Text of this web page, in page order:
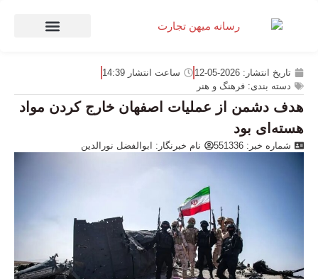
تاریخ انتشار: 2026-05-12 ساعت انتشار 14:39
دسته بندی: فرهنگ و هنر
هدف دشمن از عملیات اصفهان خارج کردن مواد
هسته‌ای بود
شماره خبر: 551336 نام خبرنگار: ابوالفضل نورالدین